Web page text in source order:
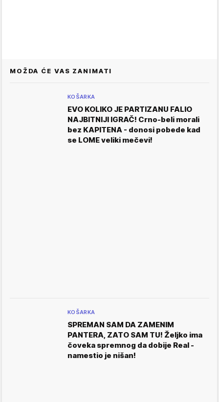
MOŽDA ĆE VAS ZANIMATI
KOŠARKA
EVO KOLIKO JE PARTIZANU FALIO
NAJBITNIJI IGRAČ! Crno-beli morali
bez KAPITENA - donosi pobede kad
se LOME veliki mečevi!
KOŠARKA
SPREMAN SAM DA ZAMENIM
PANTERA, ZATO SAM TU! Željko ima
čoveka spremnog da dobije Real -
namestio je nišan!